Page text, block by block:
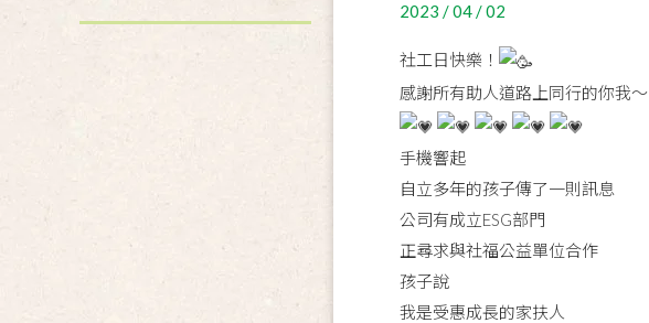
2023 / 04 / 02
社工日快樂！
感謝所有助人道路上同行的你我〜
手機響起
自立多年的孩子傳了一則訊息
公司有成立ESG部門
正尋求與社福公益單位合作
孩子說
我是受惠成長的家扶人